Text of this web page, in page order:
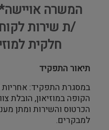
/ת שירות
חלקית
תיאור התפקיד
במסגרת התפקיד:
הקופה במוזיאון, הובלת
הכרטוס והשירות ומתן
למבקרים.